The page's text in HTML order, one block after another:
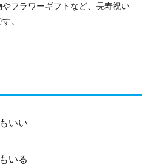
フラワーギフトなど、長寿祝い
。
いい
いる